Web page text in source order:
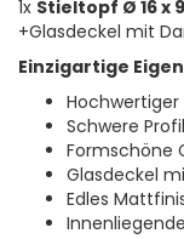
1x Stieltopf Ø 16 x
+Glasdeckel mit
Einzigartige
Hochwertiger
Schwere
Formschöne
Glasdeckel
Edles